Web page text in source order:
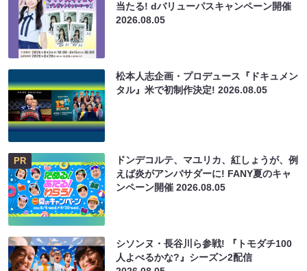
当たる! dバリューパスキャンペーン開催
2026.08.05
松本人志企画・プロデュース『ドキュメン
タル』米で初制作決定!2026.08.05
PR
ドンデコルテ、マユリカ、紅しょうが、例
えば炎がアンバサダーに! FANY夏のキャ
ンペーン開催2026.08.05
シソンヌ・長谷川ら参戦! 『トモダチ100
人よべるかな?』シーズン2配信